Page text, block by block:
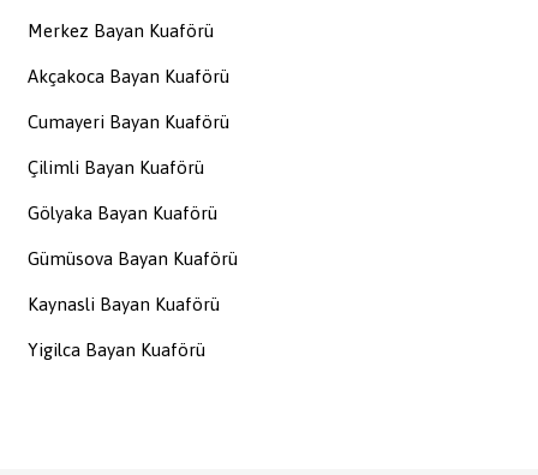
Merkez Bayan Kuaförü
Akçakoca Bayan Kuaförü
Cumayeri Bayan Kuaförü
Çilimli Bayan Kuaförü
Gölyaka Bayan Kuaförü
Gümüsova Bayan Kuaförü
Kaynasli Bayan Kuaförü
Yigilca Bayan Kuaförü